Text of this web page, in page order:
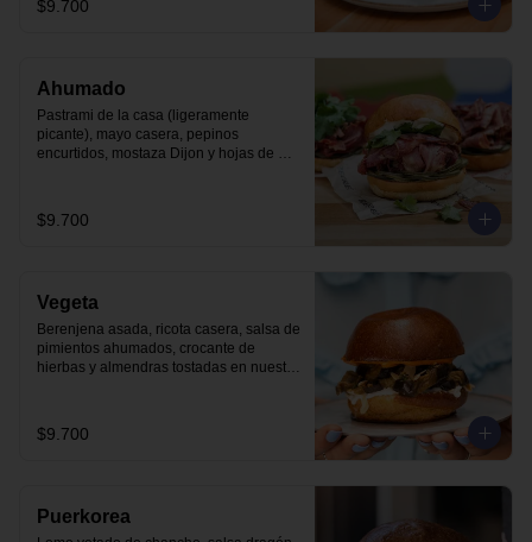
$9.700
Ahumado
Pastrami de la casa (ligeramente
picante), mayo casera, pepinos
encurtidos, mostaza Dijon y hojas de
$9.700
Vegeta
Berenjena asada, ricota casera, salsa de
pimientos ahumados, crocante de
hierbas y almendras tostadas en nuestro
$9.700
Puerkorea